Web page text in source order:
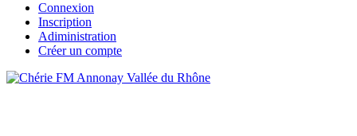
Connexion
Inscription
Adiministration
Créer un compte